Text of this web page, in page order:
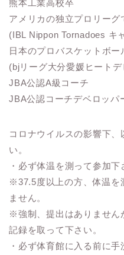
熊本工業高校卒
アメリカの独立プロリーグ
(IBL Nippon Tornadoes キ
日本のプロバスケットボー
(bjリーグ大分愛媛ヒートデ
JBA公認A級コーチ
JBA公認コーチデベロッパ
コロナウイルスの影響下
い。
・必ず体温を測って参加下
※37.5度以上の方、体温を
ません。
※強制、提出はありません
記録を取って下さい。
・必ず体育館に入る前に